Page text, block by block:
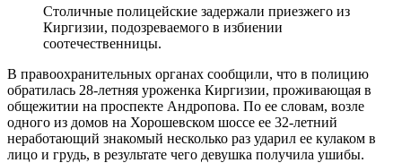
Столичные полицейские задержали приезжего из
Киргизии, подозреваемого в избиении
соотечественницы.
В правоохранительных органах сообщили, что в полицию
обратилась 28-летняя уроженка Киргизии, проживающая в
общежитии на проспекте Андропова. По ее словам, возле
одного из домов на Хорошевском шоссе ее 32-летний
неработающий знакомый несколько раз ударил ее кулаком в
лицо и грудь, в результате чего девушка получила ушибы.